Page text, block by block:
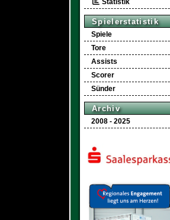
Statistik
Spielerstatistik
Spiele
Tore
Assists
Scorer
Sünder
Archiv
2008 - 2025